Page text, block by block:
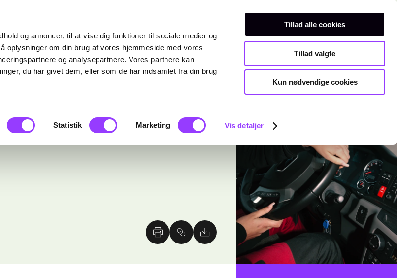
og annoncer, til at vise dig funktioner til sociale medier og
oplysninger om din brug af vores hjemmeside med vores
og analysepartnere. Vores partnere kan
du har givet dem, eller som de har indsamlet fra din brug
Statistik Marketing Vis detaljer
Tillad alle cookies
Tillad valgte
Kun nødvendige cookies
Teknisk gymnasiumKurser